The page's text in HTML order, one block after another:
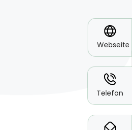
Webseite
Telefon